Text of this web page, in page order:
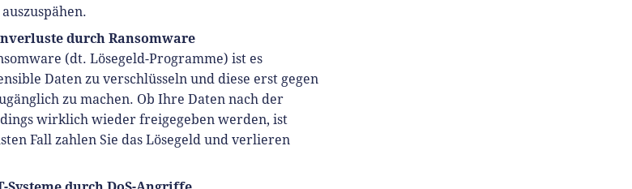
durch Ransomware
(dt.Lösegeld-Programme) ist es
Daten zu verschlüsseln und diese erst gegen
zu machen. Ob Ihre Daten nach der
wirklich wieder freigegeben werden, ist
Fall zahlen Sie das Lösegeld und verlieren